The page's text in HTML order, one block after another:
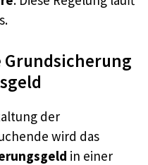
Grundsicherung
der
wird das
in einer